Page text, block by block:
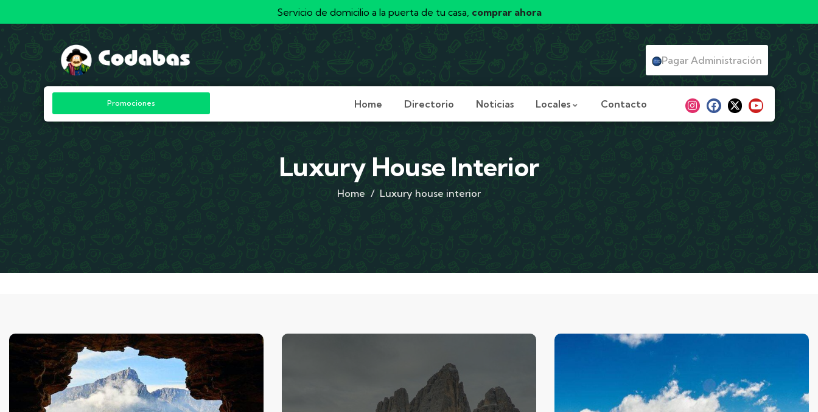
Servicio de domicilio a la puerta de tu casa, comprar ahora
Pagar Administración
Promociones Home Directorio Noticias Locales Contacto
Luxury House Interior
Home Luxury house interior